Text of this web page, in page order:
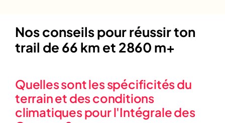
Nos conseils pour réussir ton
trail de 66 km et 2860 m+
Quelles sont les spécificités du
terrain et des conditions
climatiques pour l'Intégrale des